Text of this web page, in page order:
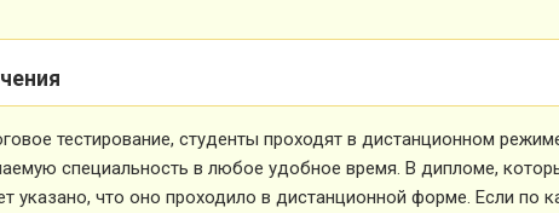
тестирование, студенты проходят в дистанционном
специальность в любое удобное время. В дипломе,
указано, что оно проходило в дистанционной форме. Если по